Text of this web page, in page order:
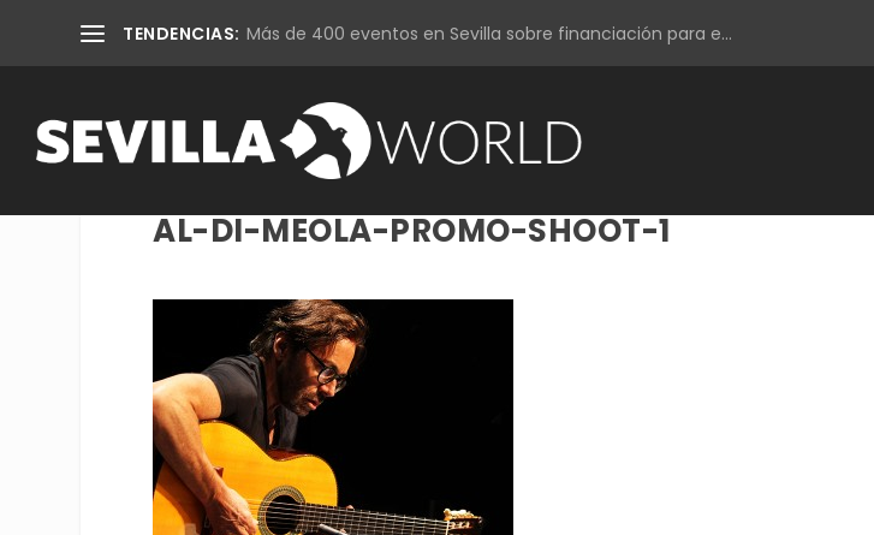
TENDENCIAS: Más de 400 eventos en Sevilla sobre financiación para e...
AL-DI-MEOLA-PROMO-SHOOT-1